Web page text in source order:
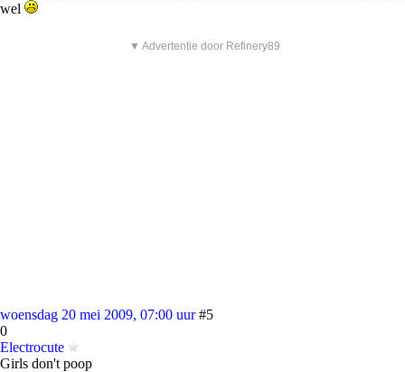
wel
▼ Advertentie door Refinery89
woensdag 20 mei 2009, 07:00 uur #5
0
Electrocute
Girls don't poop